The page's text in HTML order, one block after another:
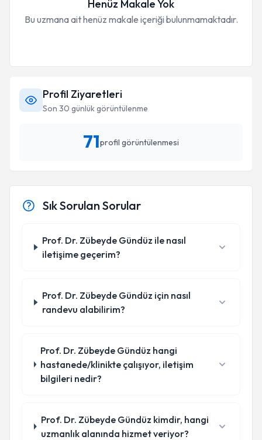
Henüz Makale Yok
Bu uzmana ait henüz makale içeriği bulunmamaktadır.
Profil Ziyaretleri
Son 30 günlük görüntülenme
71profil görüntülenmesi
Sık Sorulan Sorular
Prof. Dr. Zübeyde Gündüz ile nasıl
iletişime geçerim?
Prof. Dr. Zübeyde Gündüz için nasıl
randevu alabilirim?
Prof. Dr. Zübeyde Gündüz hangi
hastanede/klinikte çalışıyor, iletişim
bilgileri nedir?
Prof. Dr. Zübeyde Gündüz kimdir, hangi
uzmanlık alanında hizmet veriyor?